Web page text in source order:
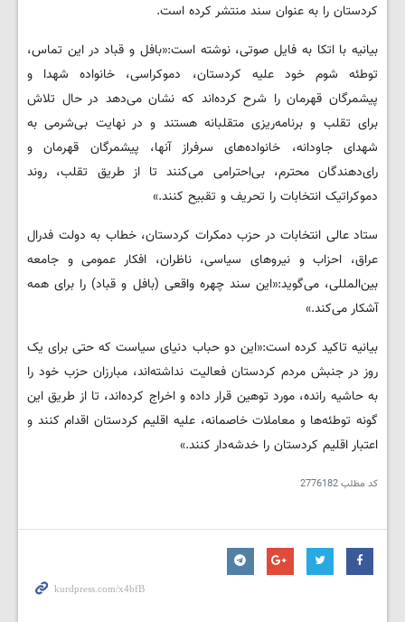
کردستان را به عنوان سند منتشر کرده است.
بیانیه با اتکا به فایل صوتی، نوشته است:«بافل و قباد در این تماس،
توطئه شوم خود علیه کردستان، دموکراسی، خانواده شهدا و
پیشمرگان قهرمان را شرح کرده‌اند که نشان می‌دهد در حال تلاش
برای تقلب و برنامه‌ریزی متقلبانه هستند و در نهایت بی‌شرمی به
شهدای جاودانه، خانواده‌های سرفراز آنها، پیشمرگان قهرمان و
رای‌دهندگان محترم، بی‌احترامی می‌کنند تا از طریق تقلب، روند
دموکراتیک انتخابات را تحریف و تقبیح کنند.»
ستاد عالی انتخابات در حزب دمکرات کردستان، خطاب به دولت فدرال
عراق، احزاب و نیروهای سیاسی، ناظران، افکار عمومی و جامعه
بین‌المللی،‌ می‌گوید:«این سند چهره واقعی (بافل و قباد) را برای همه
آشکار می‌کند.»
بیانیه تاکید کرده است:«این دو حباب دنیای سیاست که حتی برای یک
روز در جنبش مردم کردستان فعالیت نداشته‌اند، مبارزان حزب خود را
به حاشیه رانده، مورد توهین قرار داده‌ و اخراج کرده‌اند، تا از طریق این
گونه توطئه‌ها و معاملات خاصمانه، علیه اقلیم کردستان اقدام کنند و
اعتبار اقلیم کردستان را خدشه‌دار کنند.»
کد مطلب2776182